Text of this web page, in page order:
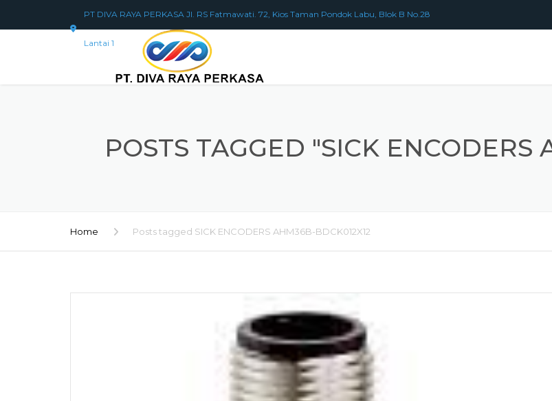
PT DIVA RAYA PERKASA Jl. RS Fatmawati. 72, Kios Taman Pondok Labu, Blok B No.28
Lantai 1
POSTS TAGGED "SICK ENCODERS
Home Posts tagged SICK ENCODERS AHM36B-BDCK012X12